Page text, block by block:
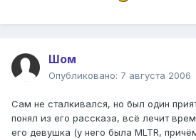
Шом
Опубликовано: 7 августа 2006
Сам не сталкивался, но был один
понял из его рассказа, всё лечит
его девушка (у него была MLTR,